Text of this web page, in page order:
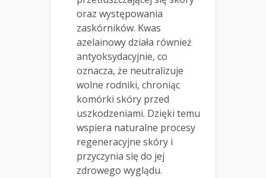
oraz występowania
zaskórników. Kwas
azelainowy działa również
antyoksydacyjnie, co
oznacza, że neutralizuje
wolne rodniki, chroniąc
komórki skóry przed
uszkodzeniami. Dzięki temu
wspiera naturalne procesy
regeneracyjne skóry i
przyczynia się do jej
zdrowego wyglądu.